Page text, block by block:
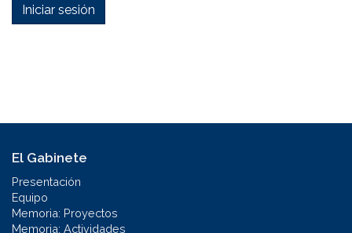
Iniciar sesión
El Gabinete
Presentación
Equipo
Memoria: Proyectos
Memoria: Actividades